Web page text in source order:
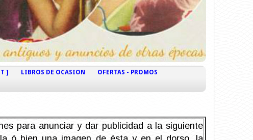
] LIBROS DE OCASION
OFERTAS - PROMOS
para anunciar y dar publicidad a la siguiente